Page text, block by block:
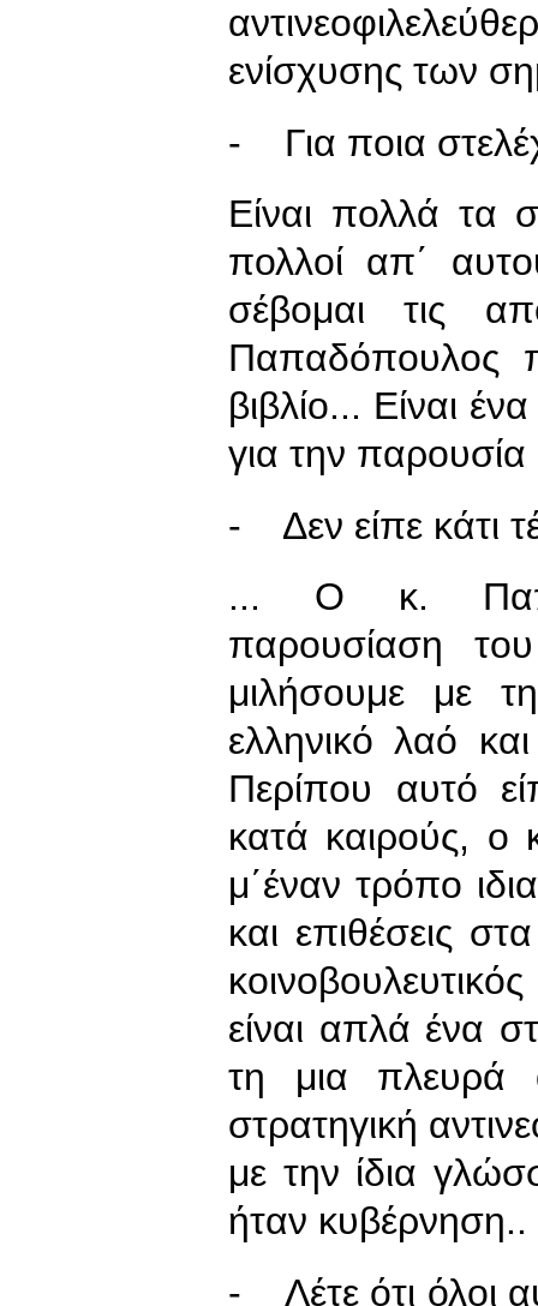
ενίσχυσης των
- Για ποια
Είναι πολλά τα
πολλοί απ΄
σέβομαι τις
Παπαδόπουλος
βιβλίο... Είναι
για την παρουσία
- Δεν είπε κάτι
... Ο κ.
παρουσίαση
μιλήσουμε με
ελληνικό λαό
Περίπου αυτό
κατά καιρούς, ο
μ΄έναν τρόπο
και επιθέσεις
είναι απλά ένα
τη μια πλευρά
στρατηγική
με την ίδια
ήταν κυβέρνηση..
- Λέτε ότι όλοι